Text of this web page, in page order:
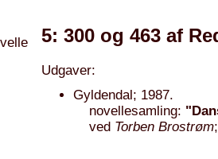
5: 300 og 463 af
Udgaver:
Gyldendal; 1987.
novellesamling:
ved Torben Brostrøm;